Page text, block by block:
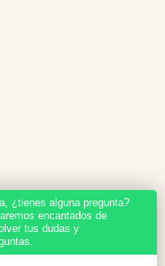
¿tienes alguna pregunta?
encantados de
tus dudas y